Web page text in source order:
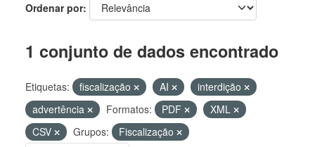
Ordenar por
1 conjunto de dados encontrado
Etiquetas: fiscalização AI
interdição
advertência
Formatos: PDF
XML
CSV
Grupos:
Fiscalização